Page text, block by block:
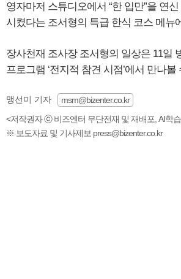
영자마저 스튜디오에서 “한 입만”을 연
시켰다는 조서형의 특급 한식 코스 메뉴
장사천재 조사장 조서형의 일상은 11일
프로그램 ‘전지적 참견 시점’에서 만나볼
맹선미 기자
msm@bizenter.co.kr
<저작권자 ⓒ 비즈엔터 무단전재 및 재배포, AI학
※ 보도자료 및 기사제보 press@bizenter.co.kr